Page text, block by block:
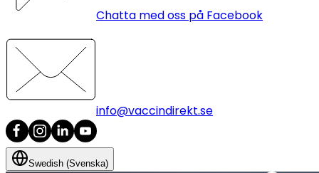
Chatta med oss på Facebook
info@vaccindirekt.se
Swedish (Svenska)